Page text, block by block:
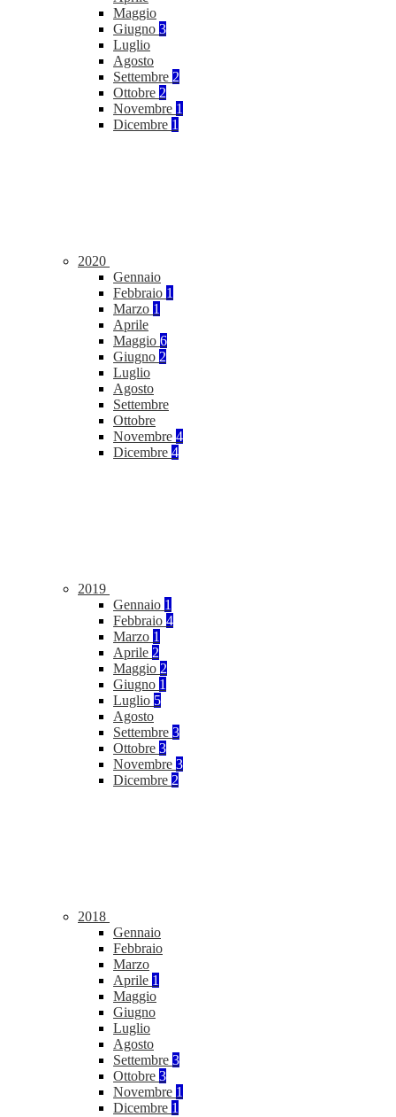
Maggio
Giugno 3
Luglio
Agosto
Settembre 2
Ottobre 2
Novembre 1
Dicembre 1
2020
Gennaio
Febbraio 1
Marzo 1
Aprile
Maggio 6
Giugno 2
Luglio
Agosto
Settembre
Ottobre
Novembre 4
Dicembre 4
2019
Gennaio 1
Febbraio 4
Marzo 1
Aprile 2
Maggio 2
Giugno 1
Luglio 5
Agosto
Settembre 3
Ottobre 3
Novembre 3
Dicembre 2
2018
Gennaio
Febbraio
Marzo
Aprile 1
Maggio
Giugno
Luglio
Agosto
Settembre 3
Ottobre 3
Novembre 1
Dicembre 1